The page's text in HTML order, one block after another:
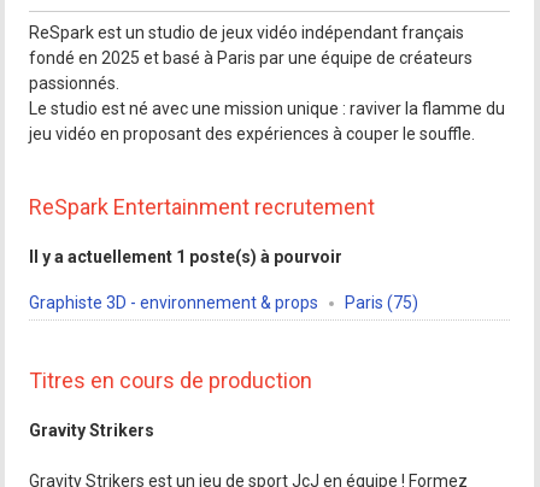
ReSpark est un studio de jeux vidéo indépendant français
fondé en 2025 et basé à Paris par une équipe de créateurs
passionnés.
Le studio est né avec une mission unique : raviver la flamme du
jeu vidéo en proposant des expériences à couper le souffle.
ReSpark Entertainment recrutement
Il y a actuellement 1 poste(s) à pourvoir
Graphiste 3D - environnement & props Paris (75)
Titres en cours de production
Gravity Strikers
Gravity Strikers est un jeu de sport JcJ en équipe ! Formez